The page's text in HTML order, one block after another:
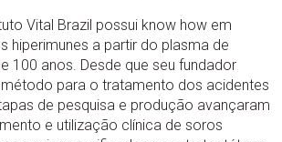
Vital Brazil possui know how em
hiperimunes a partir do plasma de
100 anos. Desde que seu fundador
para o tratamento dos acidentes
de pesquisa e produção avançaram
e utilização clínica de soros